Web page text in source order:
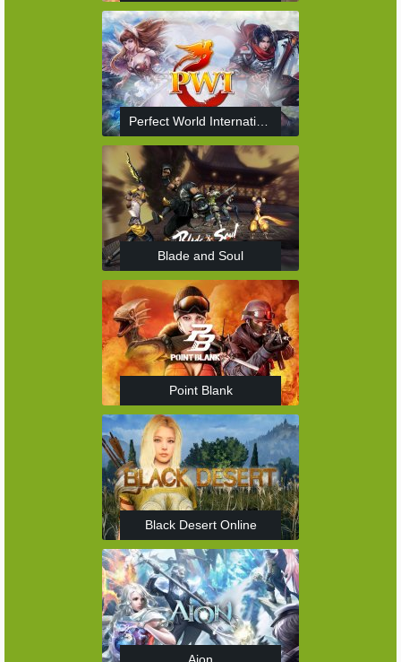
Perfect World International
Blade and Soul
Point Blank
Black Desert Online